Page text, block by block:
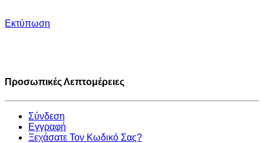
Εκτύπωση
Προσωπικές Λεπτομέρειες
Σύνδεση
Εγγραφή
Ξεχάσατε Τον Κωδικό Σας?